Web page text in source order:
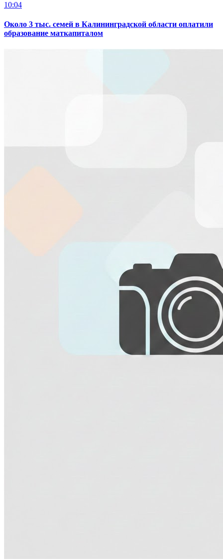
10:04
Около 3 тыс. семей в Калининградской области оплатили
образование маткапиталом